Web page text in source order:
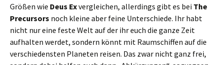
Größen wie Deus Exvergleichen, allerdings gibt es bei The
Precursors noch kleine aber feine Unterschiede. Ihr habt
nicht nur eine feste Welt auf der ihr euch die ganze Zeit
aufhalten werdet, sondern könnt mit Raumschiffen auf die
verschiedensten Planeten reisen. Das zwar nicht ganz frei,